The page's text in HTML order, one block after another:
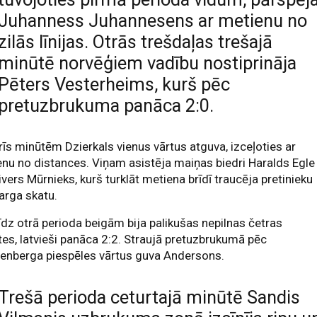
Juhannesens ar metienu no
līnijas. Otrās trešdaļas trešajā
norvēģiem vadību nostiprināja
Vesterheims, kurš pēc
panāca 2:0.
minūtēm Dzierkals vienus vārtus atguva, izceļoties ar
no distances. Viņam asistēja maiņas biedri Haralds Egle
Mūrnieks, kurš turklāt metiena brīdī traucēja pretinieku
skatu.
otrā perioda beigām bija palikušas nepilnas četras
latvieši panāca 2:2. Straujā pretuzbrukumā pēc
piespēles vārtus guva Andersons.
perioda ceturtajā minūtē Sandis